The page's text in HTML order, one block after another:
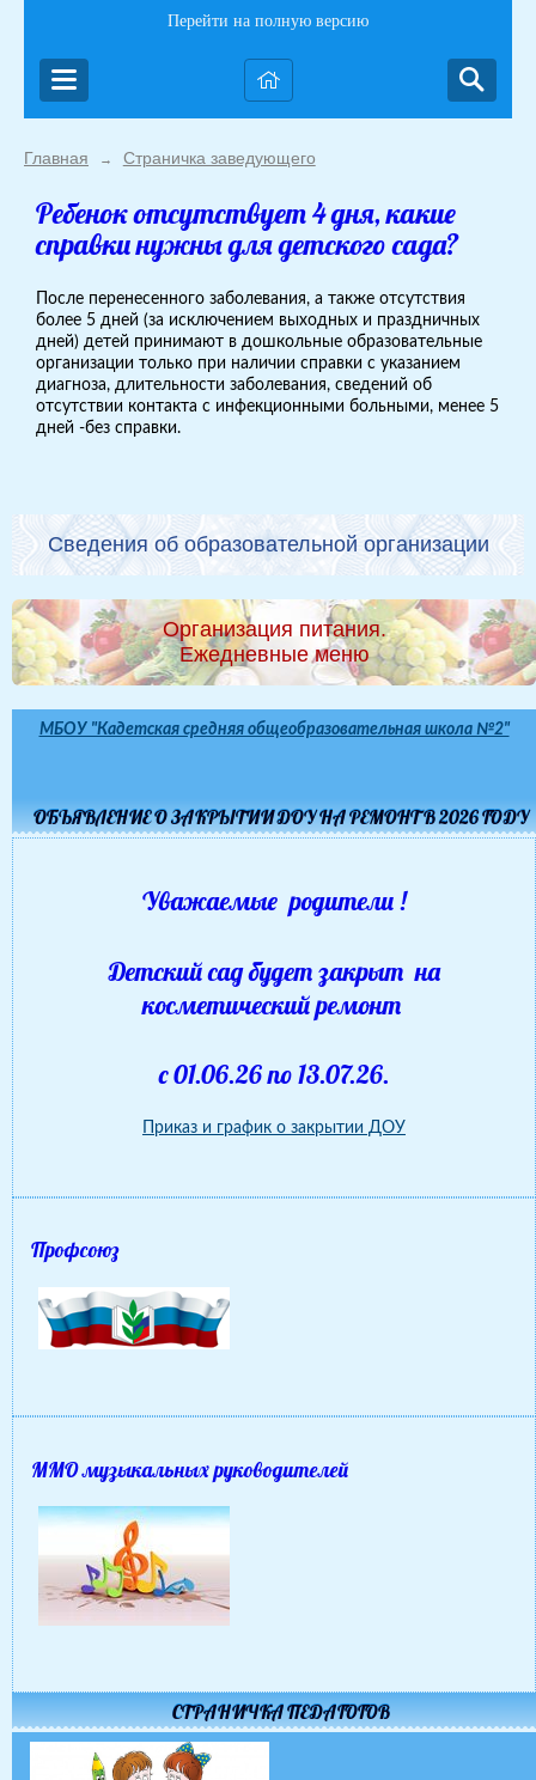
Перейти на полную версию
Главная → Страничка заведующего
Ребенок отсутствует 4 дня, какие
справки нужны для детского сада?
После перенесенного заболевания, а также отсутствия
более 5 дней (за исключением выходных и праздничных
дней) детей принимают в дошкольные образовательные
организации только при наличии справки с указанием
диагноза, длительности заболевания, сведений об
отсутствии контакта с инфекционными больными, менее 5
дней -без справки.
Сведения об образовательной организации
Организация питания.
Ежедневные меню
МБОУ "Кадетская средняя общеобразовательная школа №2"
ОБЪЯВЛЕНИЕ О ЗАКРЫТИИ ДОУ НА РЕМОНТ В 2026 ГОДУ
Уважаемые родители !
Детский сад будет закрыт на
косметический ремонт
с 01.06.26 по 13.07.26.
Приказ и график о закрытии ДОУ
Профсоюз
ММО музыкальных руководителей
СТРАНИЧКА ПЕДАГОГОВ